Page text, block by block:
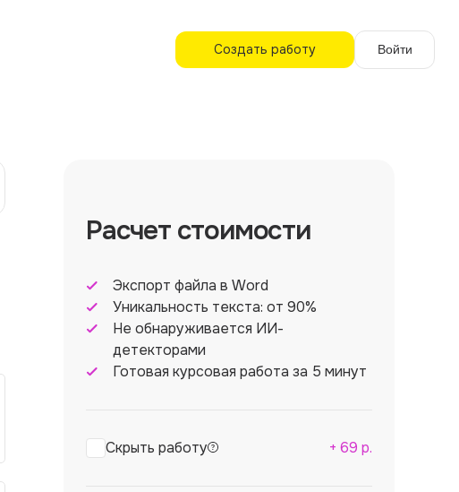
Создать работу Войти
Расчет стоимости
Экспорт файла в Word
Уникальность текста: от 90%
Не обнаруживается ИИ-
детекторами
Готовая курсовая работа за 5 минут
Скрыть работу + 69 р.